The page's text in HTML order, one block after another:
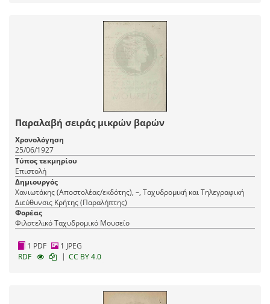
Παραλαβή σειράς μικρών βαρών
Χρονολόγηση
25/06/1927
Τύπος τεκμηρίου
Επιστολή
Δημιουργός
Χανιωτάκης (Αποστολέας/εκδότης), –, Ταχυδρομική και Τηλεγραφική
Διεύθυνσις Κρήτης (Παραλήπτης)
Φορέας
Φιλοτελικό Ταχυδρομικό Μουσείο
1 PDF
1 JPEG
RDF
| CC BY 4.0